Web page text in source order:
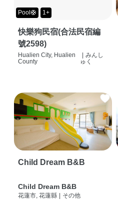
Pool🛟 1+
快樂狗民宿(合法民宿編
號2598)
Hualien City, Hualien
County
みんし
ゅく
Child Dream B&B
Child Dream B&B
花蓮市, 花蓮縣 その他